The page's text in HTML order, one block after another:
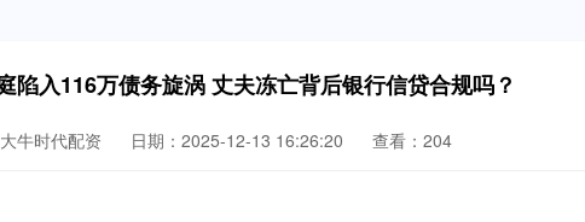
陷入116万债务旋涡 丈夫冻亡背后银行信贷合规吗？
牛时代配资 日期：2025-12-13 16:26:20 查看：204